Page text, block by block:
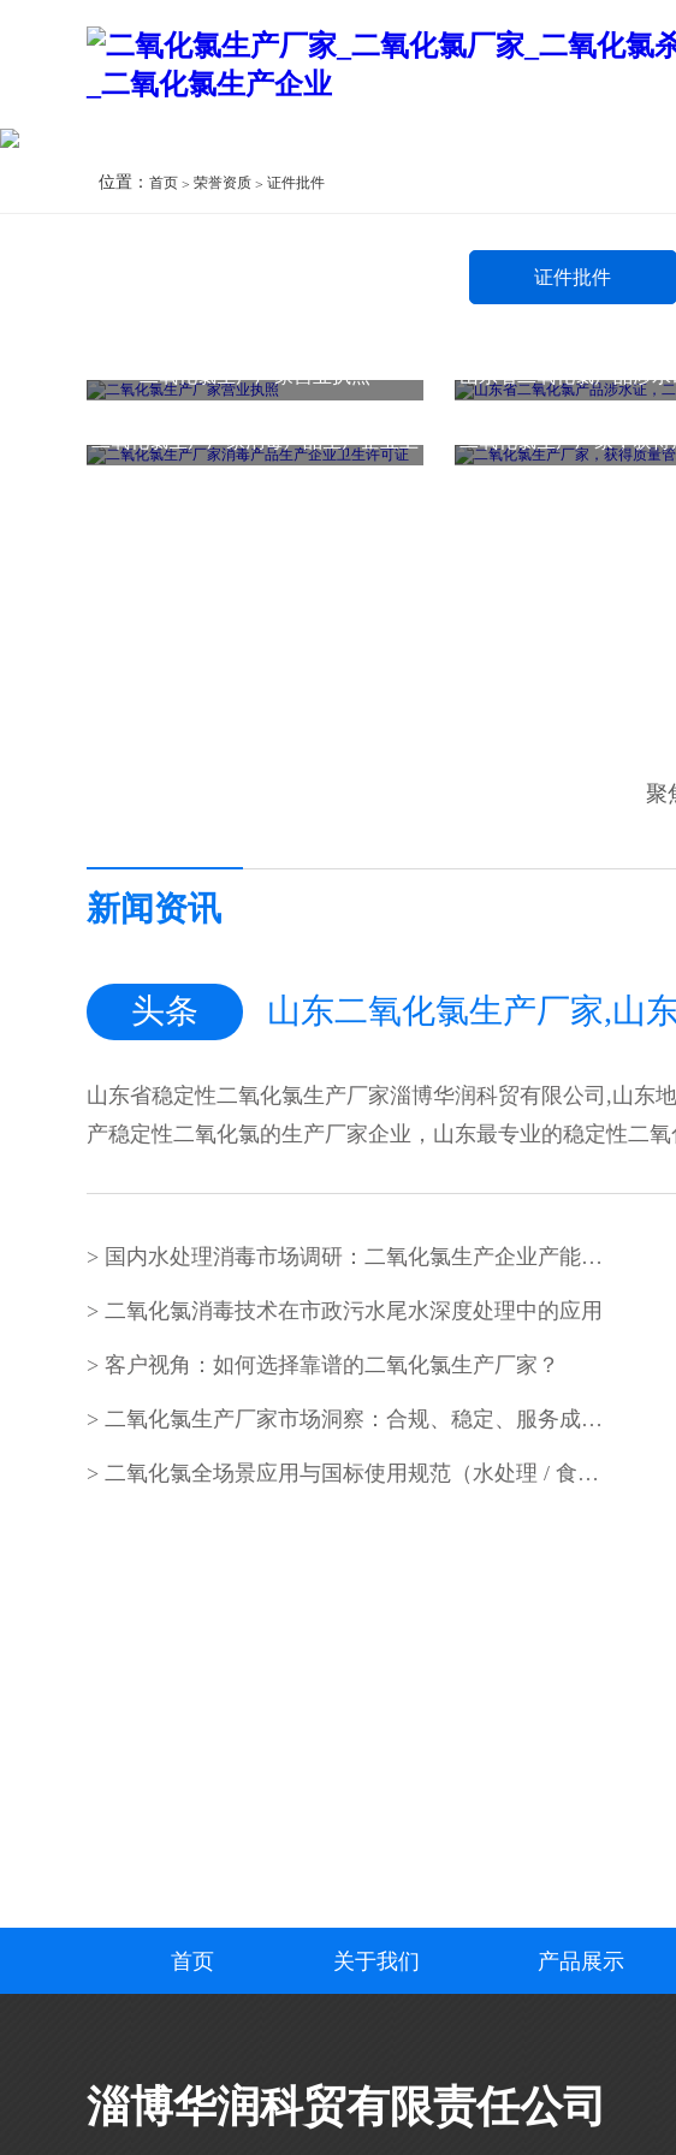
位置： 首页 荣誉资质 证件批件
证件批件
二氧化氯生产厂家营业执照 山东省二氧化氯产品涉
二氧化氯生产厂家消毒产品生产企业卫 二氧化氯生产厂家，获
聚
新闻资讯
头条
山东省稳定性二氧化氯生产厂家淄博华润科贸有限公司,山东
产稳定性二氧化氯的生产厂家企业，山东最专业的稳定性二氧
国内水处理消毒市场调研：二氧化氯生产企业产能与需求分析
二氧化氯消毒技术在市政污水尾水深度处理中的应用
客户视角：如何选择靠谱的二氧化氯生产厂家？
二氧化氯生产厂家市场洞察：合规、稳定、服务成客户核心选择
二氧化氯全场景应用与国标使用规范（水处理 / 食品 / 医疗 / 养殖）
首页 关于我们 产品展示
淄博华润科贸有限责任公司